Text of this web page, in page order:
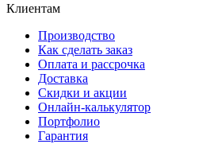
Клиентам
Производство
Как сделать заказ
Оплата и рассрочка
Доставка
Скидки и акции
Онлайн-калькулятор
Портфолио
Гарантия